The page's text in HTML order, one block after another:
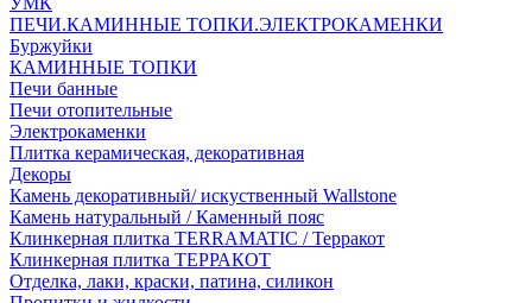
ПЕЧИ.КАМИННЫЕ ТОПКИ.ЭЛЕКТРОКАМЕНКИ
Буржуйки
КАМИННЫЕ ТОПКИ
Печи банные
Печи отопительные
Электрокаменки
Плитка керамическая, декоративная
Декоры
Камень декоративный/ искуственный Wallstone
Камень натуральный / Каменный пояс
Клинкерная плитка TERRAMATIC / Терракот
Клинкерная плитка ТЕРРАКОТ
Отделка, лаки, краски, патина, силикон